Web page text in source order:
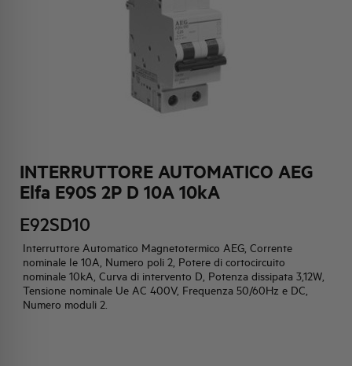
INTERRUTTORE AUTOMATICO AEG
Elfa E90S 2P D 10A 10kA
E92SD10
Interruttore Automatico Magnetotermico AEG, Corrente
nominale Ie 10A, Numero poli 2, Potere di cortocircuito
nominale 10kA, Curva di intervento D, Potenza dissipata 3,12W,
Tensione nominale Ue AC 400V, Frequenza 50/60Hz e DC,
Numero moduli 2.
ATTIVITÀ E MERCATI